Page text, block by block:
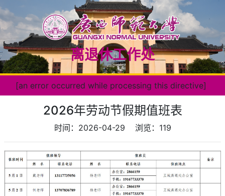
离退休工作处
[an error occurred while processing this directive]
2026年劳动节假期值班表
时间：2026-04-29 浏览： 119